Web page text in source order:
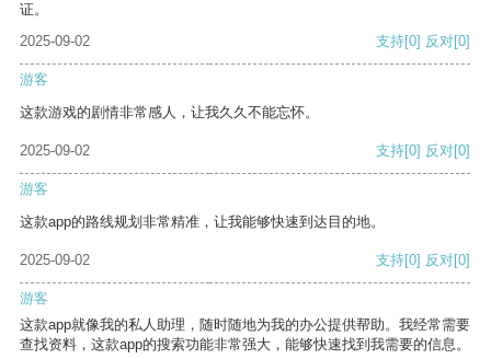
证。
2025-09-02
支持[0] 反对[0]
游客
这款游戏的剧情非常感人，让我久久不能忘怀。
2025-09-02 支持[0] 反对[0]
游客
这款app的路线规划非常精准，让我能够快速到达目的地。
2025-09-02 支持[0] 反对[0]
游客
这款app就像我的私人助理，随时随地为我的办公提供帮助。我经常需要
查找资料，这款app的搜索功能非常强大，能够快速找到我需要的信息。